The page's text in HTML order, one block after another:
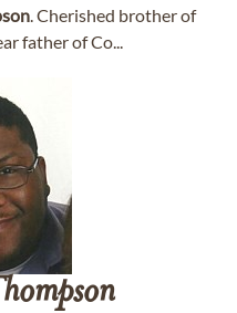
. Cherished brother of
father of Co...